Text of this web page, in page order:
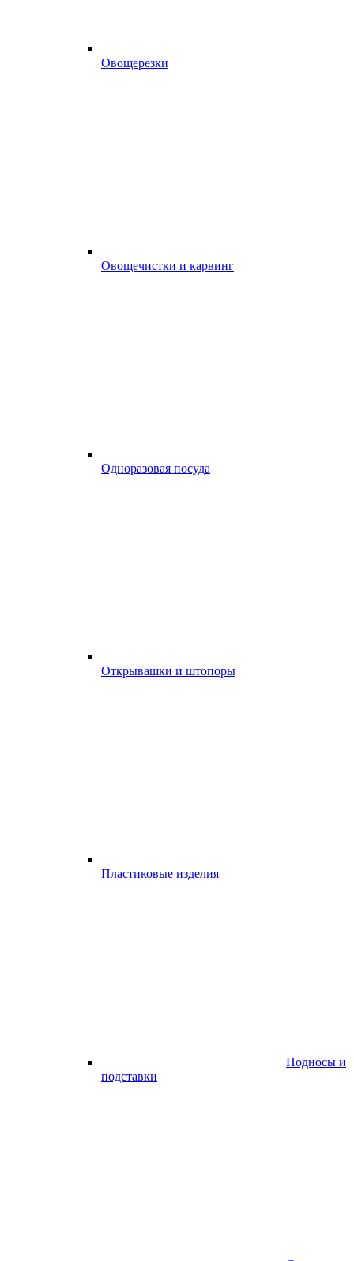
Овощерезки
Овощечистки и карвинг
Одноразовая посуда
Открывашки и штопоры
Пластиковые изделия
Подносы и
подставки